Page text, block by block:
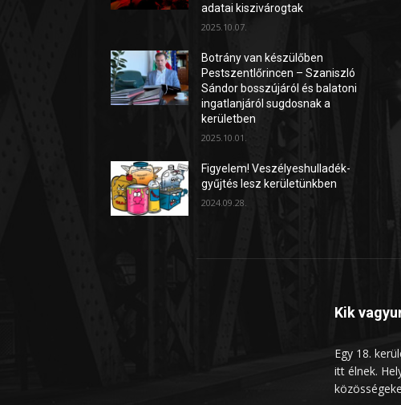
adatai kiszivárogtak
2025.10.07.
Botrány van készülőben
Pestszentlőrincen – Szaniszló
Sándor bosszújáról és balatoni
ingatlanjáról sugdosnak a
kerületben
2025.10.01.
Figyelem! Veszélyeshulladék-
gyűjtés lesz kerületünkben
2024.09.28.
Kik
Egy 18.
itt élnek.